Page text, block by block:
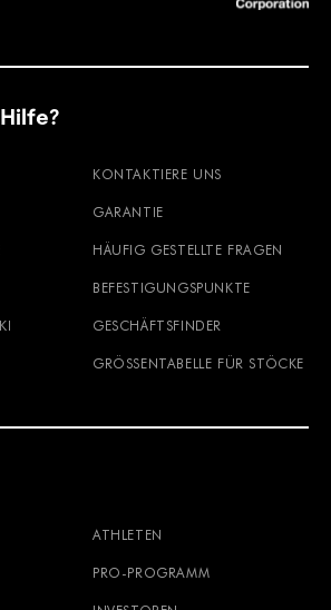
KONTAKTIERE UNS
GARANTIE
HÄUFIG GESTELLTE FRAGEN
BEFESTIGUNGSPUNKTE
GESCHÄFTSFINDER
GRÖSSENTABELLE FÜR STÖCKE
ATHLETEN
PRO-PROGRAMM